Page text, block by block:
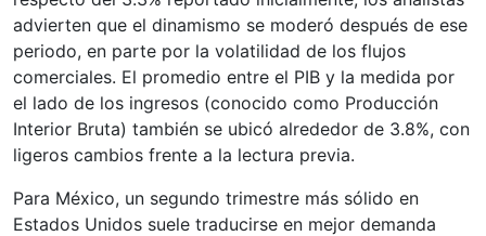
advierten que el dinamismo se moderó después de ese
periodo, en parte por la volatilidad de los flujos
comerciales. El promedio entre el PIB y la medida por
el lado de los ingresos (conocido como Producción
Interior Bruta) también se ubicó alrededor de 3.8%, con
ligeros cambios frente a la lectura previa.
Para México, un segundo trimestre más sólido en
Estados Unidos suele traducirse en mejor demanda